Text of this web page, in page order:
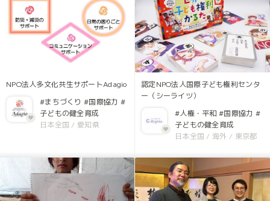
NPO法人多文化共生サポートAdagio
#まちづくり #国際協力 #
子どもの健全育成
日本全国 / 愛知県
認定NPO法人国際子ども権利センタ
ー（シーライツ）
#人権・平和 #国際協力 #
子どもの健全育成
日本全国 / 海外 / 東京都